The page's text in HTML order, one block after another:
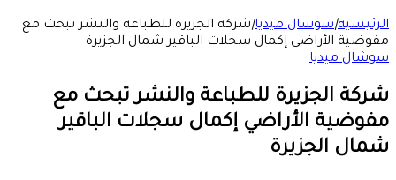
الرئيسية|سوشال ميديا|شركة الجزيرة للطباعة والنشر تبحث مع
مفوضية الأراضي إكمال سجلات الباقير شمال الجزيرة
سوشال ميديا
شركة الجزيرة للطباعة والنشر تبحث مع
مفوضية الأراضي إكمال سجلات الباقير
شمال الجزيرة